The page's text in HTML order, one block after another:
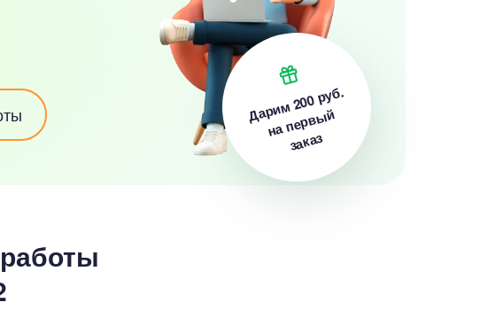
Дарим200 руб.
на первый
заказ